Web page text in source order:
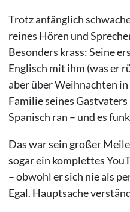
Trotz anfänglich
reines Hören und
Besonders krass: Seine
Englisch mit ihm (was er
aber über Weihnachten
Familie seines
Spanisch ran – und es
Das war sein großer
sogar ein komplettes
– obwohl er sich nie als
Egal. Hauptsache